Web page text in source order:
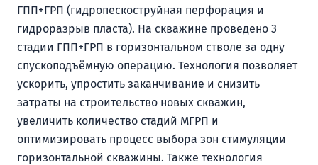
ГПП+ГРП (гидропескоструйная перфорация и
гидроразрыв пласта). На скважине проведено 3
стадии ГПП+ГРП в горизонтальном стволе за одну
спускоподъёмную операцию. Технология позволяет
ускорить, упростить заканчивание и снизить
затраты на строительство новых скважин,
увеличить количество стадий МГРП и
оптимизировать процесс выбора зон стимуляции
горизонтальной скважины. Также технология